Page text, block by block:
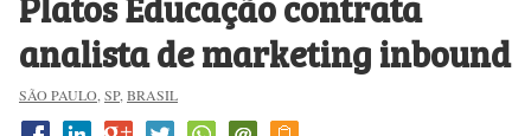
analista de marketing inbound
SÃO PAULO SP, BRASIL